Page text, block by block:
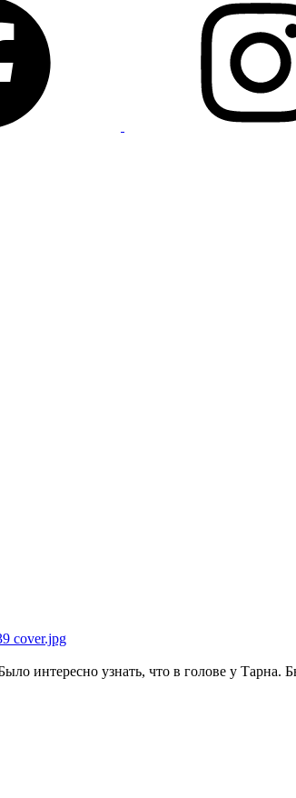
интересно узнать, что в голове у Тарна.